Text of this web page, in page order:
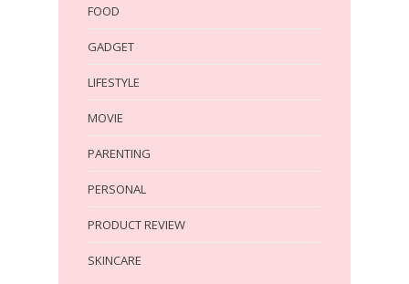
FOOD
GADGET
LIFESTYLE
MOVIE
PARENTING
PERSONAL
PRODUCT REVIEW
SKINCARE